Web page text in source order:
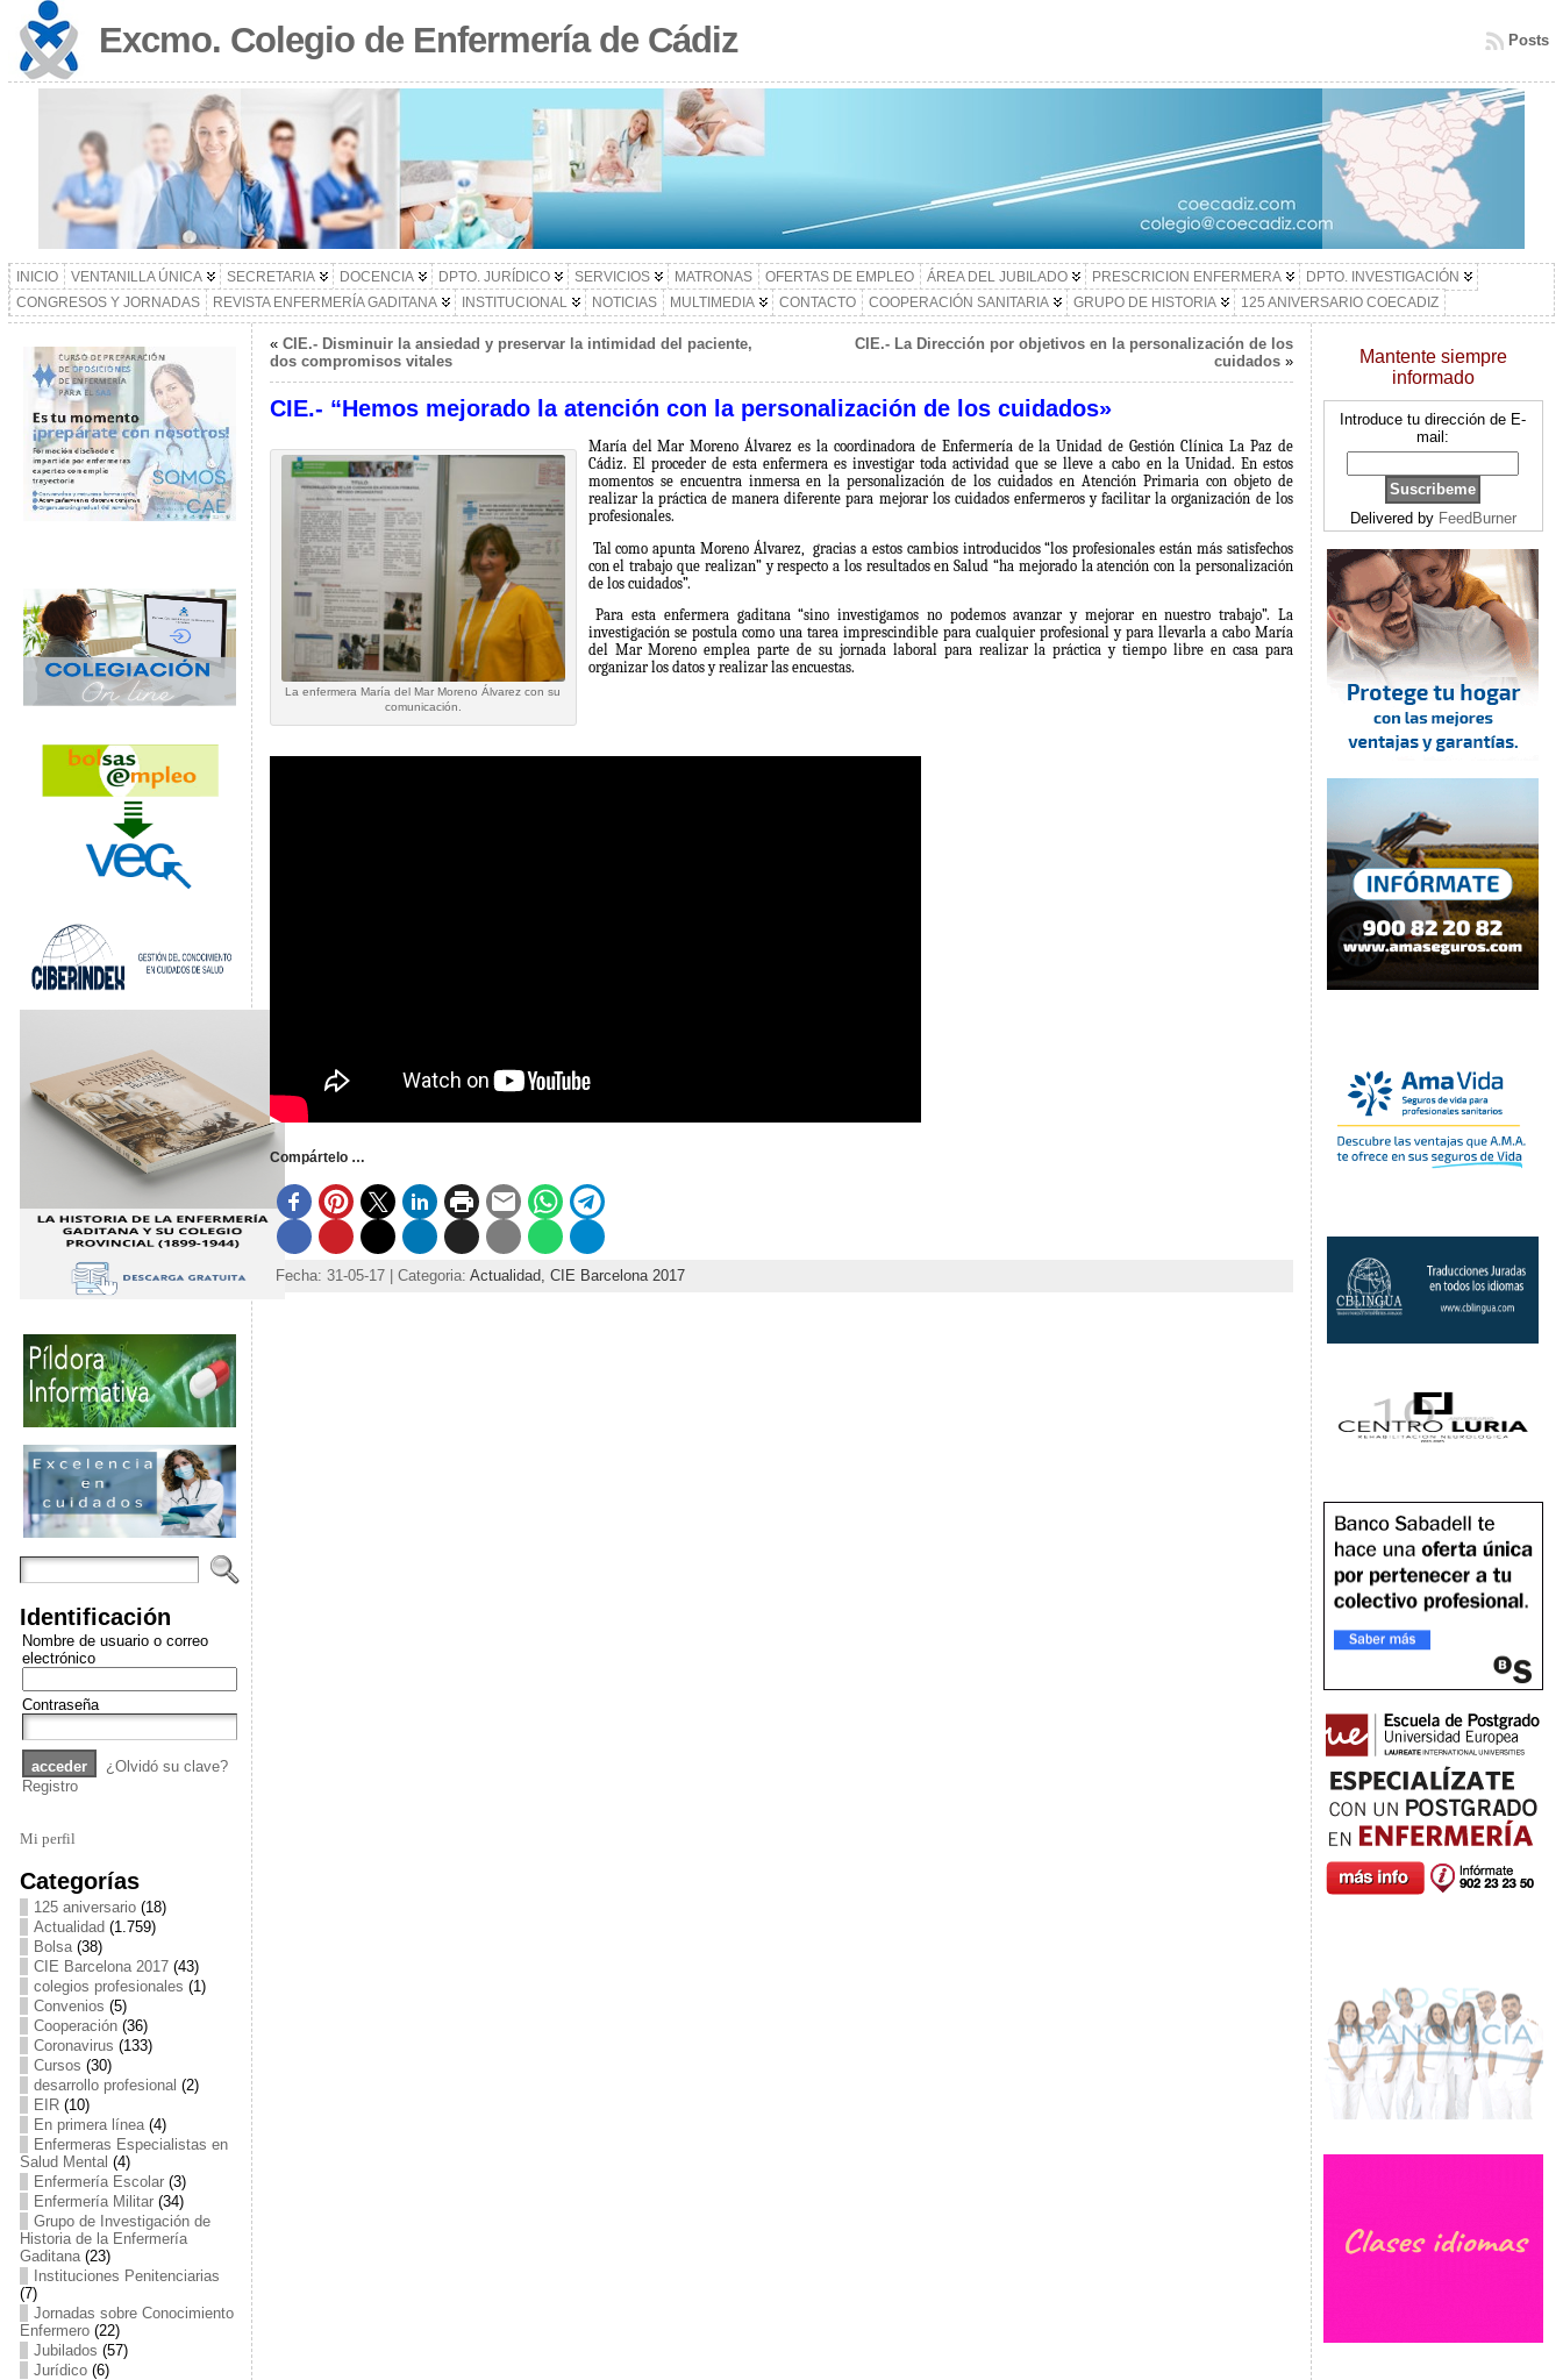
Excmo. Colegio de Enfermería de Cádiz Posts
INICIO VENTANILLA ÚNICA SECRETARIA DOCENCIA DPTO. JURÍDICO SERVICIOS MATRONAS OFERTAS DE EMPLEO ÁREA DEL JUBILADO PRESCRICION ENFERMERA
DPTO. INVESTIGACIÓN
CONGRESOS Y JORNADAS
REVISTA ENFERMERÍA GADITANA INSTITUCIONAL NOTICIAS MULTIMEDIA CONTACTO COOPERACIÓN SANITARIA GRUPO DE HISTORIA 125 ANIVERSARIO COECADIZ
Identificación
Nombre de usuario o correo
electrónico
Contraseña
¿Olvidó su clave?
Registro
Mi perfil
Categorías
125 aniversario(18)
Actualidad (1.759)
Bolsa(38)
CIE Barcelona 2017(43)
colegios profesionales (1)
Convenios (5)
Cooperación(36)
Coronavirus (133)
Cursos (30)
desarrollo profesional (2)
EIR(10)
En primera línea(4)
Enfermeras Especialistas en
Salud Mental (4)
Enfermería Escolar(3)
Enfermería Militar(34)
Grupo de Investigación de
Historia de la Enfermería
Gaditana(23)
Instituciones Penitenciarias
(7)
Jornadas sobre Conocimiento
Enfermero(22)
Jubilados (57)
Jurídico(6)
« CIE.- Disminuir la ansiedad y preservar la intimidad del paciente,
dos compromisos vitales
CIE.- La Dirección por objetivos en la personalización de los
cuidados»
CIE.- “Hemos mejorado la atención con la personalización de los cuidados»
La enfermera María del Mar Moreno Álvarez con su
comunicación.
María del Mar Moreno Álvarez es la coordinadora de Enfermería de la Unidad de Gestión Clínica La Paz de
Cádiz. El proceder de esta enfermera es investigar toda actividad que se lleve a cabo en la Unidad. En estos
momentos se encuentra inmersa en la personalización de los cuidados en Atención Primaria con objeto de
realizar la práctica de manera diferente para mejorar los cuidados enfermeros y facilitar la organización de los
profesionales.
Tal como apunta Moreno Álvarez,
gracias a estos cambios introducidos “los profesionales están más satisfechos
con el trabajo que realizan” y respecto a los resultados en Salud “ha mejorado la atención con la personalización
de los cuidados”.
Para esta enfermera gaditana “sino investigamos no podemos avanzar y mejorar en nuestro trabajo”. La
investigación se postula como una tarea imprescindible para cualquier profesional y para llevarla a cabo María
del Mar Moreno emplea parte de su jornada laboral para realizar la práctica y tiempo libre en casa para
organizar los datos y realizar las encuestas.
Compártelo …
Fecha: 31-05-17 | Categoria: Actualidad, CIE Barcelona 2017
Mantente siempre
informado
Introduce tu dirección de E-
mail:
Delivered by FeedBurner